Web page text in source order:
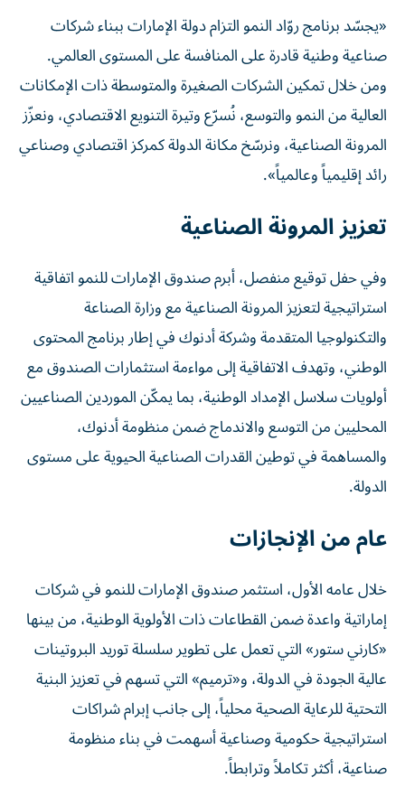
«يجسّد برنامج روّاد النمو التزام دولة الإمارات ببناء شركات
صناعية وطنية قادرة على المنافسة على المستوى العالمي.
ومن خلال تمكين الشركات الصغيرة والمتوسطة ذات الإمكانات
العالية من النمو والتوسع، نُسرّع وتيرة التنويع الاقتصادي، ونعزّز
المرونة الصناعية، ونرسّخ مكانة الدولة كمركز اقتصادي وصناعي
رائد إقليمياً وعالمياً».
تعزيز المرونة الصناعية
وفي حفل توقيع منفصل، أبرم صندوق الإمارات للنمو اتفاقية
استراتيجية لتعزيز المرونة الصناعية مع وزارة الصناعة
والتكنولوجيا المتقدمة وشركة أدنوك في إطار برنامج المحتوى
الوطني، وتهدف الاتفاقية إلى مواءمة استثمارات الصندوق مع
أولويات سلاسل الإمداد الوطنية، بما يمكّن الموردين الصناعيين
المحليين من التوسع والاندماج ضمن منظومة أدنوك،
والمساهمة في توطين القدرات الصناعية الحيوية على مستوى
الدولة.
عام من الإنجازات
خلال عامه الأول، استثمر صندوق الإمارات للنمو في شركات
إماراتية واعدة ضمن القطاعات ذات الأولوية الوطنية، من بينها
«كارني ستور» التي تعمل على تطوير سلسلة توريد البروتينات
عالية الجودة في الدولة، و«ترميم» التي تسهم في تعزيز البنية
التحتية للرعاية الصحية محلياً، إلى جانب إبرام شراكات
استراتيجية حكومية وصناعية أسهمت في بناء منظومة
صناعية، أكثر تكاملاً وترابطاً.